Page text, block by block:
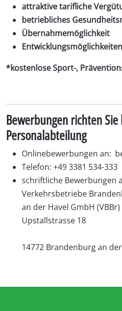
attraktive tarifliche
betriebliches
Übernahmemöglichkeit
Entwicklungsmöglichkeiten
*kostenlose Sport-,
Bewerbungen richten
Personalabteilung
Onlinebewerbungen an:
Telefon: +49 3381 534-333
schriftliche Bewerbungen
Verkehrsbetriebe
an der Havel GmbH (VBBr)
Upstallstrasse 18
14772 Brandenburg an